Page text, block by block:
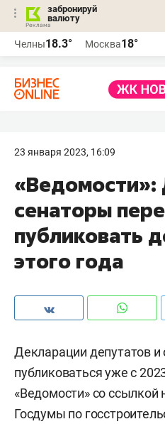
забронируй
валюту
Челны18.3° Москва18°
23 января 2023, 16:09
«Ведомости»:
сенаторы
публиковать
этого года
Декларации депутатов и
публиковаться уже с
«Ведомости» со ссылкой
Госдумы по